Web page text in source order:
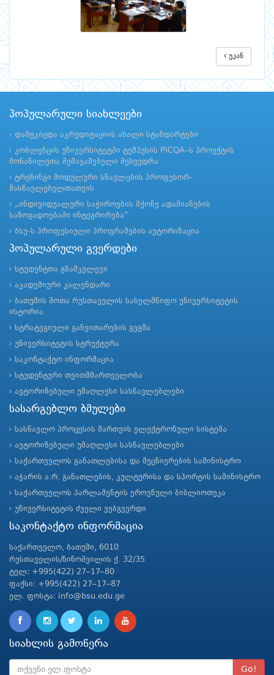
უკან
პოპულარული სიახლეები
დამტკიცდა აკრედიტაციის ახალი სტანდარტები
კობლენცის უნივერსიტეტში ტემპუსის PICQA–ს პროექტის
მონაწილეთა შემაჯამებელი შეხვედრა
ტრენინგი მოდულური სწავლების პროფესორ-
მასწავლებელთათვის
„ინდივიდუალური საჭიროების მქონე ადამიანების
საზოგადოებაში ინტეგრირება“
ბსუ-ს პროფესიული პროგრამების ავტორიზაცია
პოპულარული გვერდები
სტუდენტთა გზამკვლევი
აკადემიური კალენდარი
ბათუმის შოთა რუსთაველის სახელმწიფო უნივერსიტეტის
ისტორია
სტრატეგიული განვითარების გეგმა
უნივერსიტეტის სტრუქტურა
საკონტაქტო ინფორმაცია
სტუდენტური თვითმმართველობა
ავტორიზებული უმაღლესი სასწავლებლები
სასარგებლო ბმულები
სასწავლო პროცესის მართვის ელექტრონული სისტემა
ავტორიზებული უმაღლესი სასწავლებლები
საქართველოს განათლებისა და მეცნიერების სამინისტრო
აჭარის ა.რ. განათლების, კულტურისა და სპორტის სამინისტრო
საქართველოს პარლამენტის ეროვნული ბიბლიოთეკა
უნივერსიტეტის ძველი ვებგვერდი
საკონტაქტო ინფორმაცია
საქართველო, ბათუმი, 6010
რუსთაველის/ნინოშვილის ქ. 32/35
ტელ: +995(422) 27–17–80
ფაქსი: +995(422) 27–17–87
ელ. ფოსტა: info@bsu.edu.ge
სიახლის გამოწერა
Go!